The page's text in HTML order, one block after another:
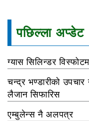
पछिल्ला अप्डेट
ग्यास सिलिन्डर
चन्द्र भण्डारीको
लैजान सिफारिस
एम्बुलेन्स नै अलपत्र